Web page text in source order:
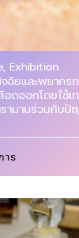
, Exhibition
ฉัยและพยากร
อดออกโดยใช้เ
ามานร่วมกับ
าร